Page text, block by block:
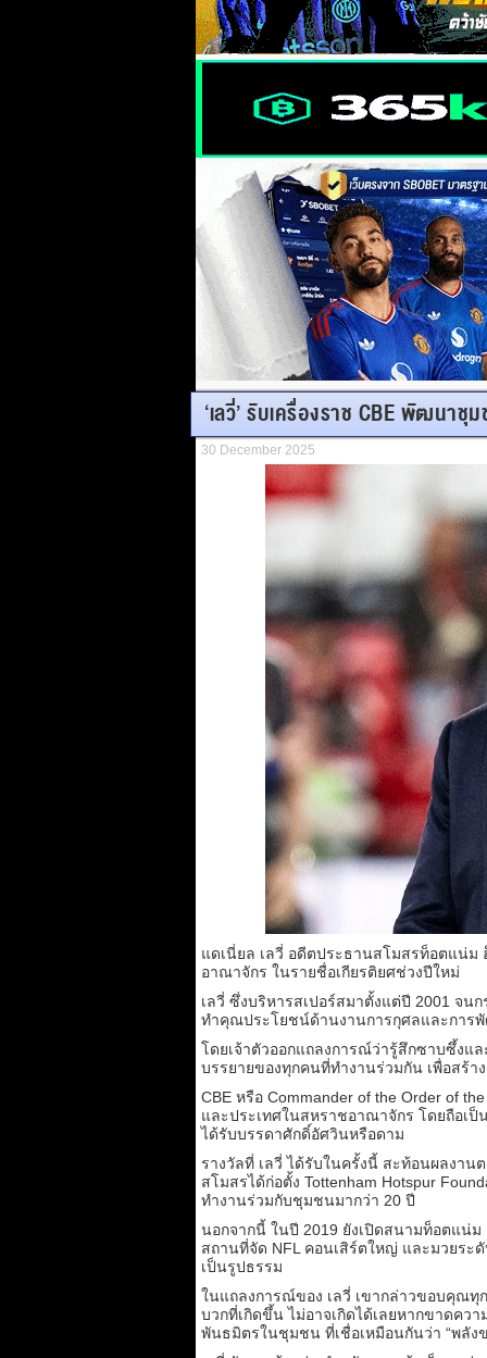
‘เลวี่’ รับเครื่องราช CBE พัฒนา
30 December 2025
แดเนี่ยล เลวี่ อดีตประธานสโมสรท็อตแน่ม
อาณาจักร ในรายชื่อเกียรติยศช่วงปีใหม่
เลวี่ ซึ่งบริหารสเปอร์สมาตั้งแต่ปี 2001 จน
ทำคุณประโยชน์ด้านงานการกุศลและกา
โดยเจ้าตัวออกแถลงการณ์ว่ารู้สึกซาบซึ้งแ
บรรยายของทุกคนที่ทำงานร่วมกัน เพื่อสร้
CBE หรือ Commander of the Order of
และประเทศในสหราชอาณาจักร โดยถือเป็
ได้รับบรรดาศักดิ์อัศวินหรือดาม
รางวัลที่ เลวี่ ได้รับในครั้งนี้ สะท้อนผลงา
สโมสรได้ก่อตั้ง Tottenham Hotspur
ทำงานร่วมกับชุมชนมากว่า 20 ปี
นอกจากนี้ ในปี 2019 ยังเปิดสนามท็อตแน่
สถานที่จัด NFL คอนเสิร์ตใหญ่ และมวยระ
เป็นรูปธรรม
ในแถลงการณ์ของ เลวี่ เขากล่าวขอบคุณทุ
บวกที่เกิดขึ้น ไม่อาจเกิดได้เลยหากขาดคว
พันธมิตรในชุมชน ที่เชื่อเหมือนกันว่า “พลัง